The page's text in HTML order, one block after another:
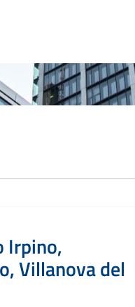
Irpino,
Villanova del